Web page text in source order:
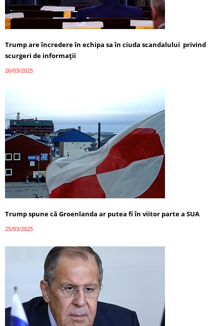
Trump are încredere în echipa sa în ciuda scandalului privind
scurgeri de informații
26/03/2025
Trump spune că Groenlanda ar putea fi în viitor parte a SUA
25/03/2025